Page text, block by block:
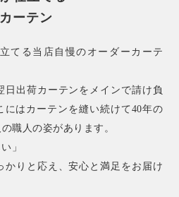
ーテン
てる当店自慢のオーダーカーテ
出荷カーテンをメインで請け負
にはカーテンを縫い続けて40年の
職人の姿があります。
」
かりと応え、安心と満足をお届け